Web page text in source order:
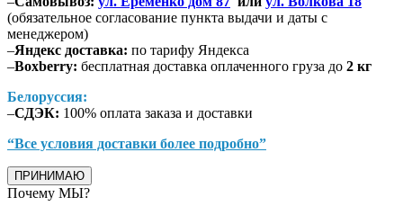
(обязательное согласование пункта выдачи и даты с
менеджером)
–Яндекс доставка: по тарифу Яндекса
–Boxberry: бесплатная доставка оплаченного груза до 2 кг
Белоруссия:
–СДЭК: 100% оплата заказа и доставки
“Все условия доставки более подробно”
ПРИНИМАЮ
Почему МЫ?